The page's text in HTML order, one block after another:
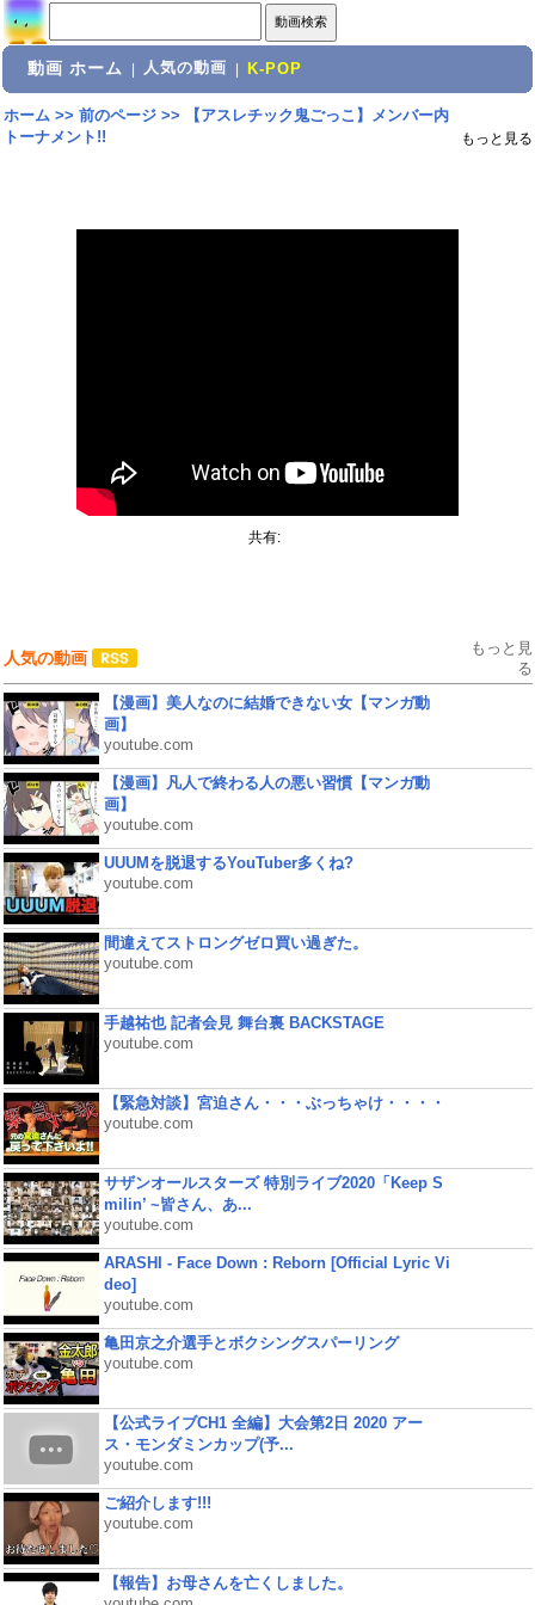
動画 ホーム 人気の動画 K-POP
ホーム>> 前のページ>>
【アスレチック鬼ごっこ】メンバー内
トーナメント!!
もっと見る
共有:
人気の動画
もっと見
る
【漫画】美人なのに結婚できない女【マンガ動
画】
youtube.com
【漫画】凡人で終わる人の悪い習慣【マンガ動
画】
youtube.com
UUUMを脱退するYouTuber多くね?
youtube.com
間違えてストロングゼロ買い過ぎた。
youtube.com
手越祐也 記者会見 舞台裏 BACKSTAGE
youtube.com
【緊急対談】宮迫さん・・・ぶっちゃけ・・・・
youtube.com
サザンオールスターズ 特別ライブ2020「Keep S
milin’ ~皆さん、あ...
youtube.com
ARASHI - Face Down : Reborn [Official Lyric Vi
deo]
youtube.com
亀田京之介選手とボクシングスパーリング
youtube.com
【公式ライブCH1 全編】大会第2日 2020 アー
ス・モンダミンカップ(予...
youtube.com
ご紹介します!!!
youtube.com
【報告】お母さんを亡くしました。